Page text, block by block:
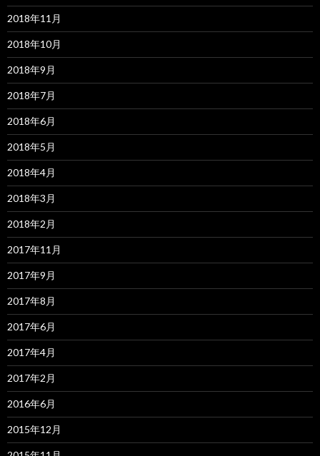
2018年11月
2018年10月
2018年9月
2018年7月
2018年6月
2018年5月
2018年4月
2018年3月
2018年2月
2017年11月
2017年9月
2017年8月
2017年6月
2017年4月
2017年2月
2016年6月
2015年12月